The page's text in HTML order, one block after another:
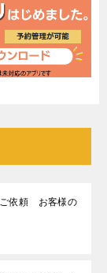
ご依頼 お客様の